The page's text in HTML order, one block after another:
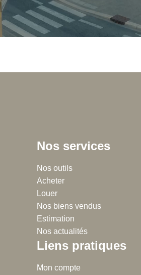
Chalton Dubanchet - Roanne
38 rue Emile Noirot
42300 Roanne
04.77.60.44.16
Nos services
Nos outils
Acheter
Louer
Nos biens vendus
Estimation
Nos actualités
Liens pratiques
Mon compte